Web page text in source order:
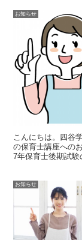
お知らせ
こんにちは。四谷
の保育士講座への
7年保育士後期試験
お知らせ